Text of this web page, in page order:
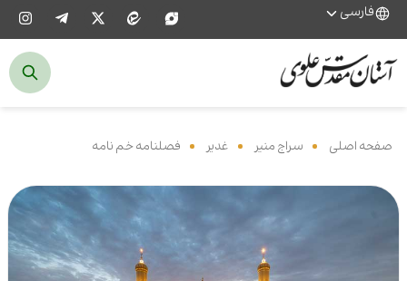
فارسی
صفحه اصلی سراج منیر غدیر فصلنامه خم نامه